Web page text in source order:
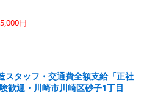
円
スタッフ・交通費全額支給「正社
歓迎・川崎市川崎区砂子1丁目